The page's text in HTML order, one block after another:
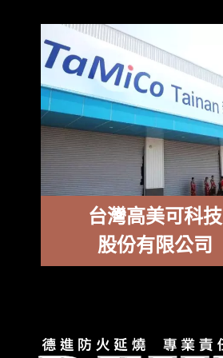
台灣高美可科技
股份有限公司